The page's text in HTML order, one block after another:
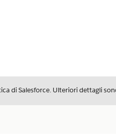
di Salesforce. Ulteriori dettagli